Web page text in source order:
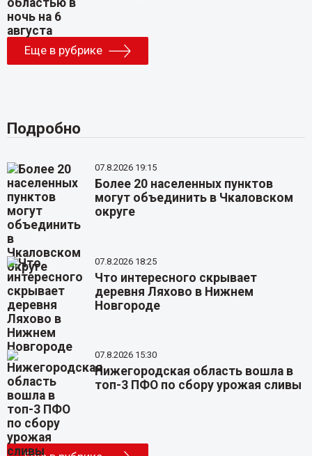
Еще в рубрике
Подробно
07.8.2026 19:15
Более 20 населенных пунктов
могут объединить в Чкаловском
округе
07.8.2026 18:25
Что интересного скрывает
деревня Ляхово в Нижнем
Новгороде
07.8.2026 15:30
Нижегородская область вошла в
топ-3 ПФО по сбору урожая сливы